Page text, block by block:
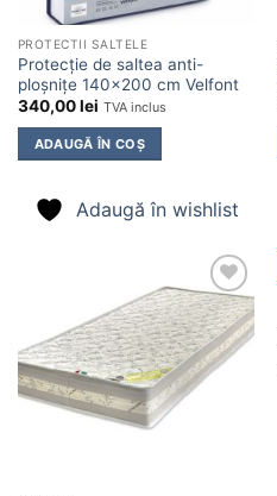
PROTECTII SALTELE
Protecție de saltea anti-
ploșnițe 140×200 cm Velfont
340,00lei TVA inclus
ADAUGĂ ÎN COȘ
Adaugă în wishlist
Adaugă
în
wishlist